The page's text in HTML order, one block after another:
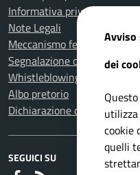
Informativa privacy
Note Legali
Meccanismo feedback per
Segnalazione di illeciti
Whistleblowing)
Albo pretorio
Dichiarazione di
SEGUICI SU
dei
cookie
quelli